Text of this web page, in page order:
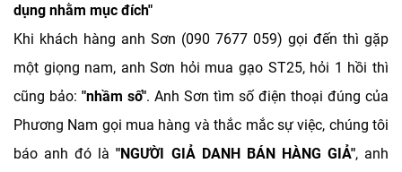
dụng nhằm mục đích"
Khi khách hàng anh Sơn (090 7677 059) gọi đến thì gặp
một giọng nam, anh Sơn hỏi mua gạo ST25, hỏi 1 hồi thì
cũng bảo: "nhầm số". Anh Sơn tìm số điện thoại đúng của
Phương Nam gọi mua hàng và thắc mắc sự việc, chúng tôi
báo anh đó là"NGƯỜI GIẢ DANH BÁN HÀNG GIẢ", anh